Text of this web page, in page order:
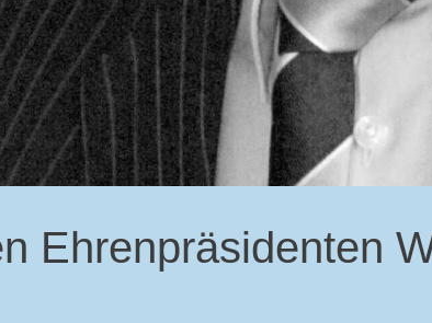
Ehrenpräsidenten